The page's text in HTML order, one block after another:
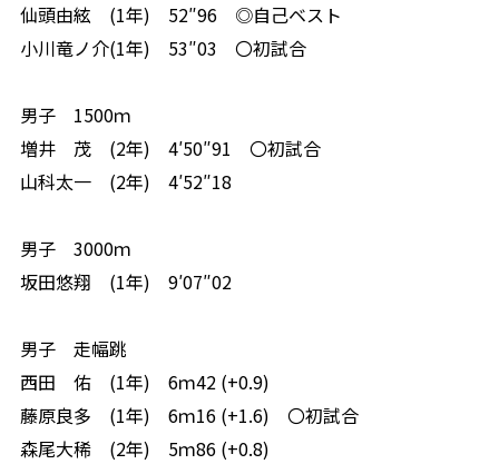
仙頭由絃 (1年) 52″96 ◎自己ベスト
小川竜ノ介(1年) 53″03 〇初試合
男子 1500ｍ
増井 茂 (2年) 4′50″91 〇初試合
山科太一 (2年) 4′52″18
男子 3000ｍ
坂田悠翔 (1年) 9′07″02
男子 走幅跳
西田 佑 (1年) 6ｍ42 (+0.9)
藤原良多 (1年) 6ｍ16 (+1.6) 〇初試合
森尾大稀 (2年) 5ｍ86 (+0.8)